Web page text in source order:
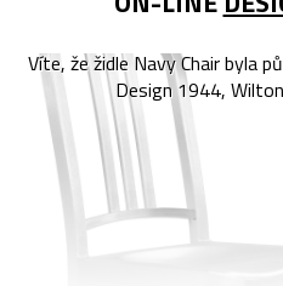
Víte, že židle Navy Chair byla
Design 1944,